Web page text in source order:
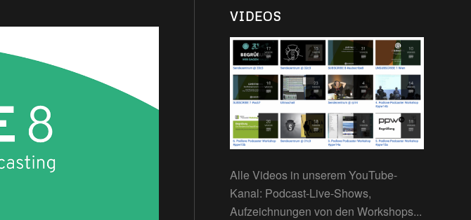
VIDEOS
Alle Videos in unserem YouTube-
Kanal: Podcast-Live-Shows,
Aufzeichnungen von den Workshops...